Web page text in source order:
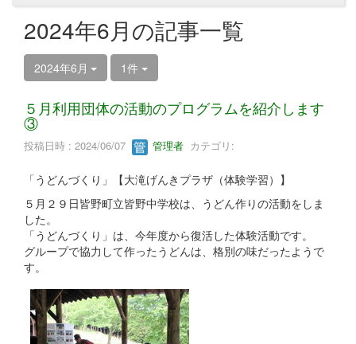
2024年6月の記事一覧
2024年6月 1件
５月利用団体の活動のプログラムを紹介します
③
投稿日時 : 2024/06/07 管理者 カテゴリ:
「うどんづくり」【大滝げんきプラザ（体験学習）】
５月２９日皆野町立皆野中学校は、うどん作りの活動をしま
した。
「うどんづくり」は、今年度から復活した体験活動です。
グループで協力して作ったうどんは、格別の味だったようで
す。